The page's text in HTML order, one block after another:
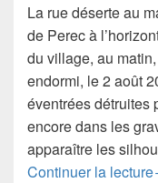
La rue déserte au
de Perec à
du village, au
endormi, le 2 août
éventrées détruites
encore dans les
apparaître les
Continuer la lecture